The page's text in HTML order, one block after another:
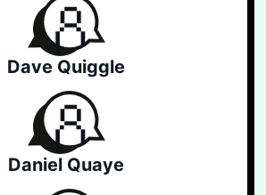
Dave Quiggle
Daniel Quaye